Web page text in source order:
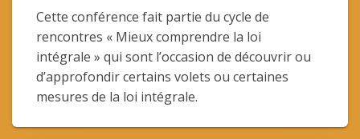
Cette conférence fait partie du cycle de
rencontres « Mieux comprendre la loi
intégrale » qui sont l’occasion de découvrir ou
d’approfondir certains volets ou certaines
mesures de la loi intégrale.